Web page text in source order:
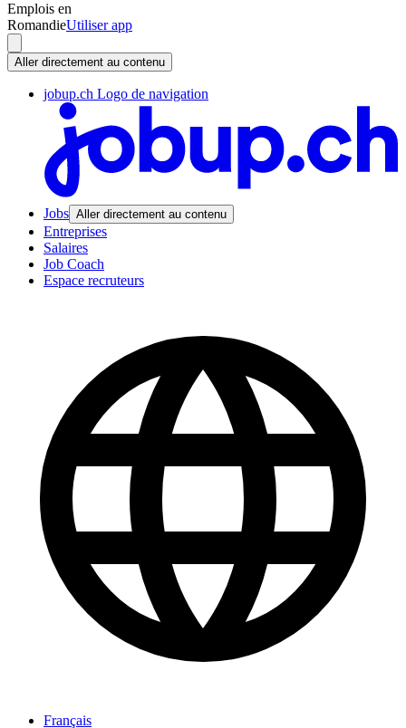
Emplois en
RomandieUtiliser app
Aller directement au contenu
jobup.ch Logo de navigation
Jobs Aller directement au contenu
Entreprises
Salaires
Job Coach
Espace recruteurs
Français